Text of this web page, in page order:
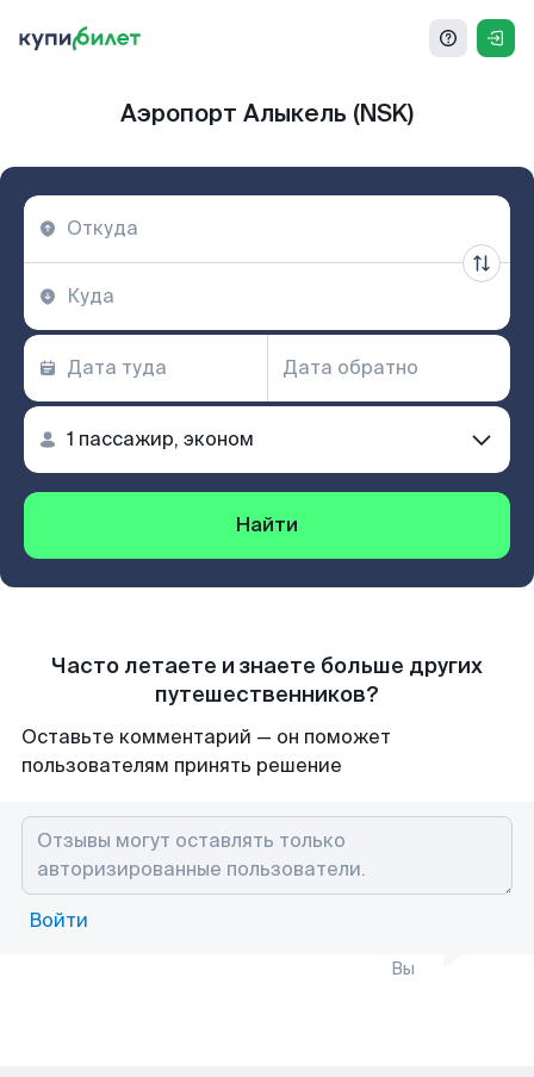
Аэропорт Алыкель (NSK)
Найти
Часто летаете и знаете больше других
путешественников?
Оставьте комментарий — он поможет
пользователям принять решение
Войти
Вы